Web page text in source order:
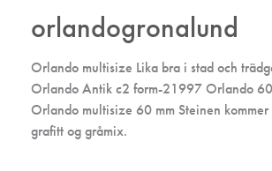
orlandogronalund
Orlando multisize Lika bra i stad och
Orlando Antik c2 form-21997 Orlando
Orlando multisize 60 mm Steinen
grafitt og gråmix.